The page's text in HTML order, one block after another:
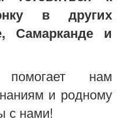
в других
Самарканде и
нам
и родному
с нами!